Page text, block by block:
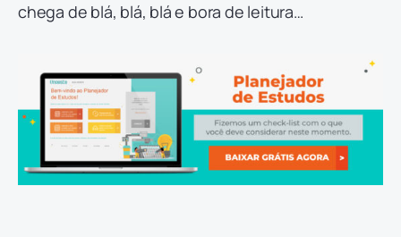
chega de blá, blá, blá e bora de leitura…